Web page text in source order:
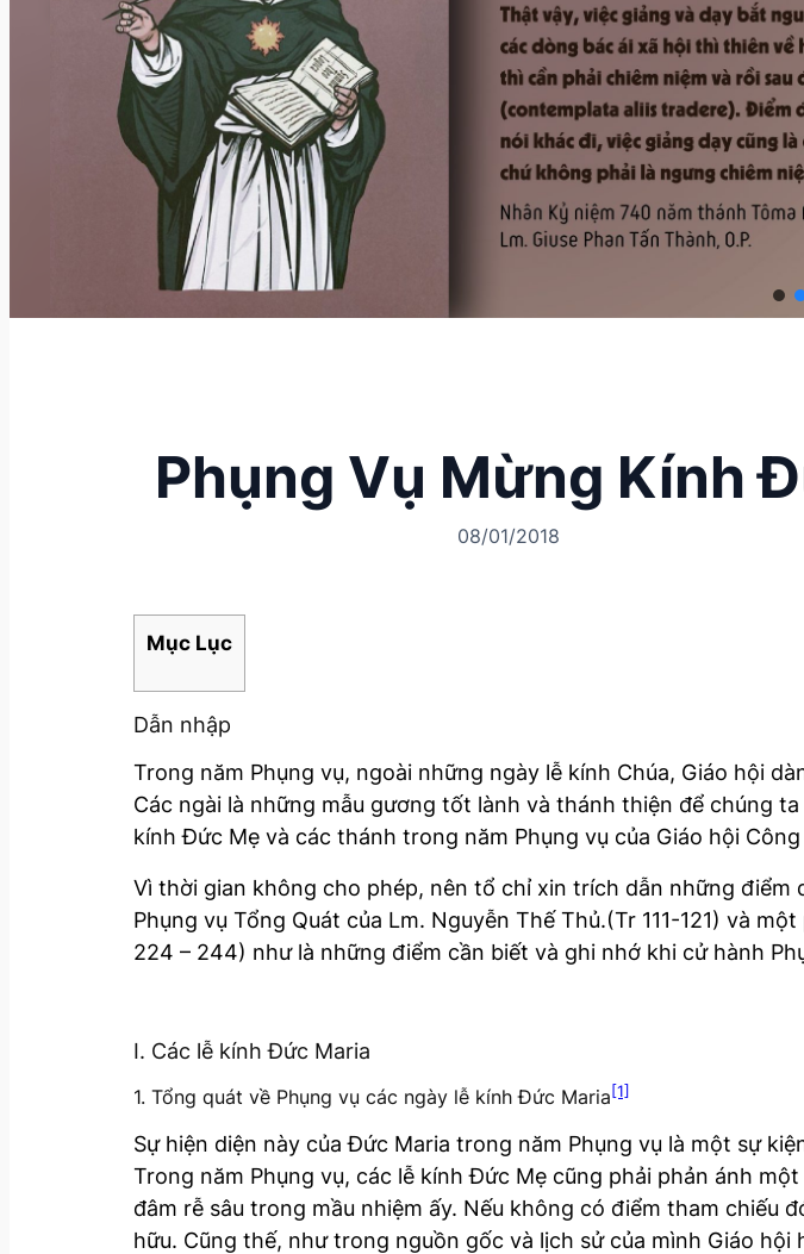
Phụng Vụ Mừng Kính
08/01/2018
Mục Lục
Dẫn nhập
Trong năm Phụng vụ, ngoài những ngày lễ kính Chúa, Giáo hội
Các ngài là những mẫu gương tốt lành và thánh thiện để chúng
kính Đức Mẹ và các thánh trong năm Phụng vụ của Giáo hội
Vì thời gian không cho phép, nên tổ chỉ xin trích dẫn những
Phụng vụ Tổng Quát của Lm. Nguyễn Thế Thủ.(Tr 111-121) và
224 – 244) như là những điểm cần biết và ghi nhớ khi cử hành
I. Các lễ kính Đức Maria
1. Tổng quát về Phụng vụ các ngày lễ kính Đức Maria[1]
Sự hiện diện này của Đức Maria trong năm Phụng vụ là một sự
Trong năm Phụng vụ, các lễ kính Đức Mẹ cũng phải phản ánh
đâm rễ sâu trong mầu nhiệm ấy. Nếu không có điểm tham chiếu
hữu. Cũng thế, như trong nguồn gốc và lịch sử của mình Giáo